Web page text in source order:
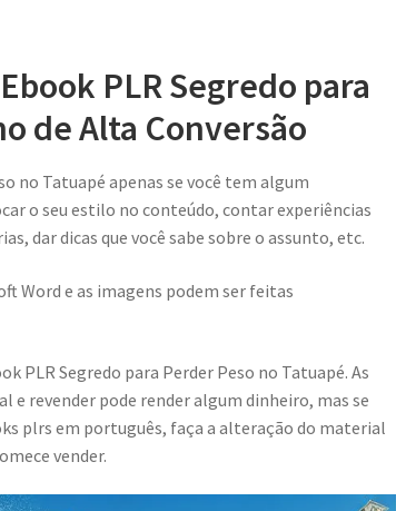
PLR Segredo para
de Alta Conversão
no Tatuapé apenas se você tem algum
o seu estilo no conteúdo, contar experiências
dar dicas que você sabe sobre o assunto, etc.
Word e as imagens podem ser feitas
PLR Segredo para Perder Peso no Tatuapé. As
e revender pode render algum dinheiro, mas se
plrs em português, faça a alteração do material
vender.